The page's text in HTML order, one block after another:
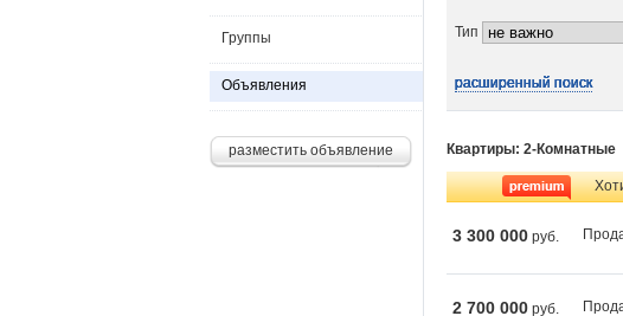
расширенный поиск
расширенный поиск
расширенный поиск
расширенный поиск
расширенный поиск
Тип
расширенный поиск
Квартиры: 2-Комнатные
3 300 000 руб.
2 700 000 руб.
Группы
Объявления
разместить объявление